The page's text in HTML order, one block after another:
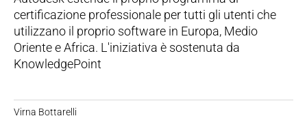
certificazione professionale per tutti gli utenti che
utilizzano il proprio software in Europa, Medio
Oriente e Africa. L'iniziativa è sostenuta da
KnowledgePoint
Virna Bottarelli